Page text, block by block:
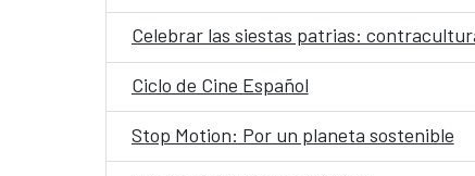
Celebrar las siestas patrias:
Ciclo de Cine Español
Stop Motion: Por un planeta sostenible